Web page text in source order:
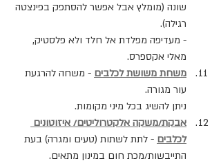
שונה (מומלץ אבל אפשר להסתפק בפינצטה
רגילה).
- מעדיפה מפלדת אל חלד ולא פלסטיק,
מאלי אקספרס.
משחת משושת לכלבים - משחה להרגעת
עור מגורה.
ניתן להשיג בכל מיני מקומות.
אבקת/משקה אלקטרוליטים/ איזוטונים
לכלבים - לתת לשתות (טעים ומגרה) בעת
התייבשות/מכת חום במינון מתאים.